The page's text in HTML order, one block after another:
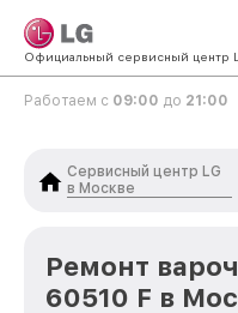
Официальный сервисный центр
Работаем с 09:00 до 21:00
Сервисный центр LG
в Москве
Ремонт
60510 F в